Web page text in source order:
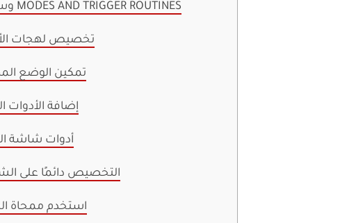
2. وسائط MODES AND TRIGGER ROUTINES
3. تخصيص لهجات
4. تمكين الوضع
5. إضافة الأدوات
6. أدوات شاشة
7. التخصيص دائمًا على
8. استخدم ممحاة